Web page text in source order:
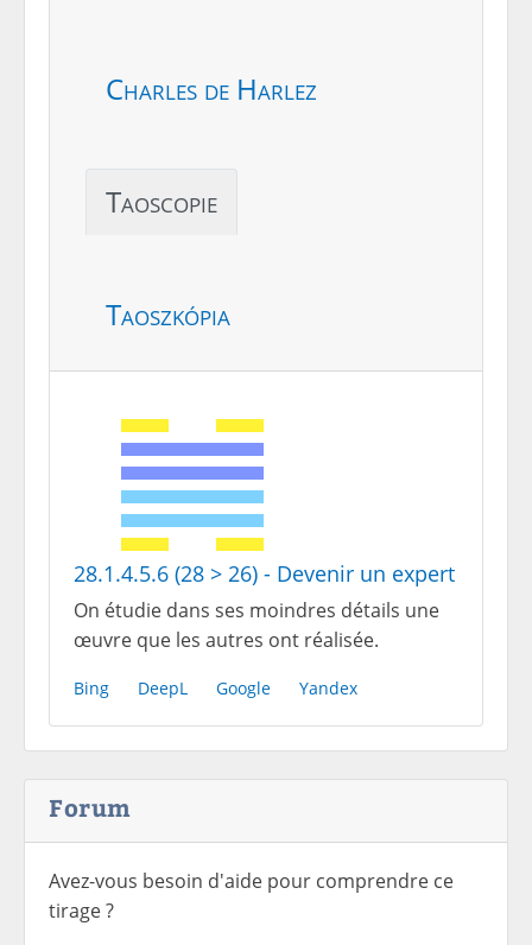
Charles de Harlez
Taoscopie
Taoszkópia
28.1.4.5.6 (28 > 26) - Devenir un expert
On étudie dans ses moindres détails une
œuvre que les autres ont réalisée.
Bing DeepL Google Yandex
Forum
Avez-vous besoin d'aide pour comprendre ce
tirage ?